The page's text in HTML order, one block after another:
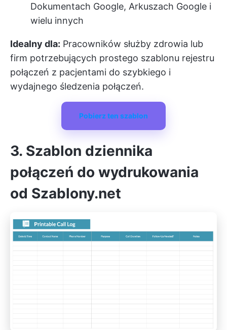
Dokumentach Google, Arkuszach Google i
wielu innych
Idealny dla: Pracowników służby zdrowia lub
firm potrzebujących prostego szablonu rejestru
połączeń z pacjentami do szybkiego i
wydajnego śledzenia połączeń.
Pobierz ten szablon
3. Szablon dziennika
połączeń do wydrukowania
od Szablony.net